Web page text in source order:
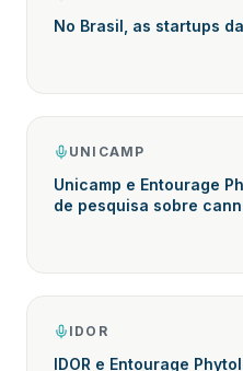
No Brasil, as startups
UNICAMP
Unicamp e Entourage
de pesquisa sobre
IDOR
IDOR e Entourage